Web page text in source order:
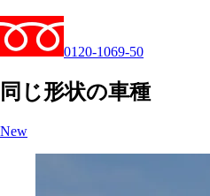
0120-1069-50
同じ形状の車種
New